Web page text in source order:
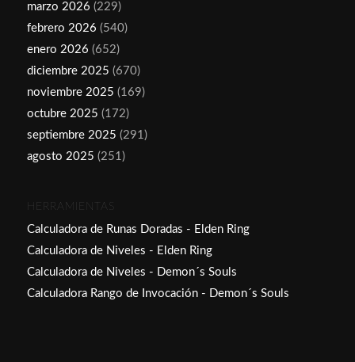
marzo 2026 (229)
febrero 2026 (540)
enero 2026 (652)
diciembre 2025 (670)
noviembre 2025 (169)
octubre 2025 (172)
septiembre 2025 (291)
agosto 2025 (251)
HERRAMIENTAS
Calculadora de Runas Doradas - Elden Ring
Calculadora de Niveles - Elden Ring
Calculadora de Niveles - Demon´s Souls
Calculadora Rango de Invocación - Demon´s Souls